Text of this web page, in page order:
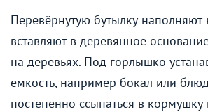
Перевёрнутую бутылку наполняют
вставляют в деревянное
на деревьях. Под горлышко
ёмкость, например бокал или
постепенно ссыпаться в